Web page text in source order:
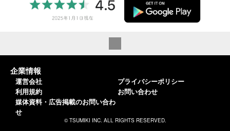
企業情報
運営会社
利用規約
媒体資料・広告掲載のお問い合わ
せ
プライバシーポリシー
お問い合わせ
© TSUMIKI INC. ALL RIGHTS RESERVED.